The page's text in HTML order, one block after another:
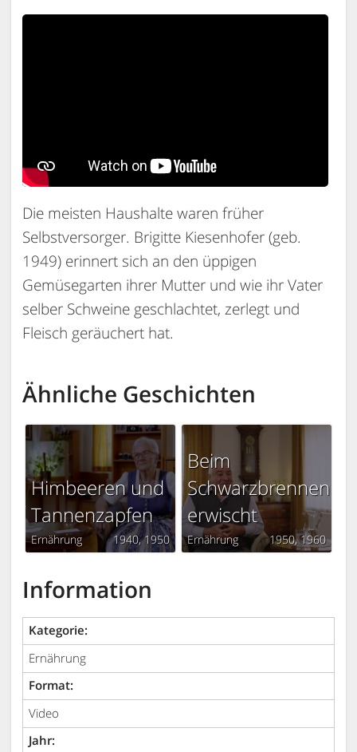
Die meisten Haushalte waren früher
Selbstversorger. Brigitte Kiesenhofer (geb.
1949) erinnert sich an den üppigen
Gemüsegarten ihrer Mutter und wie ihr Vater
selber Schweine geschlachtet, zerlegt und
Fleisch geräuchert hat.
Ähnliche Geschichten
Himbeeren und
Tannenzapfen
Ernährung 1940 1950
Beim
Schwarzbrennen
erwischt
Ernährung 1950 1960
Information
Kategorie:
Ernährung
Format:
Video
Jahr: